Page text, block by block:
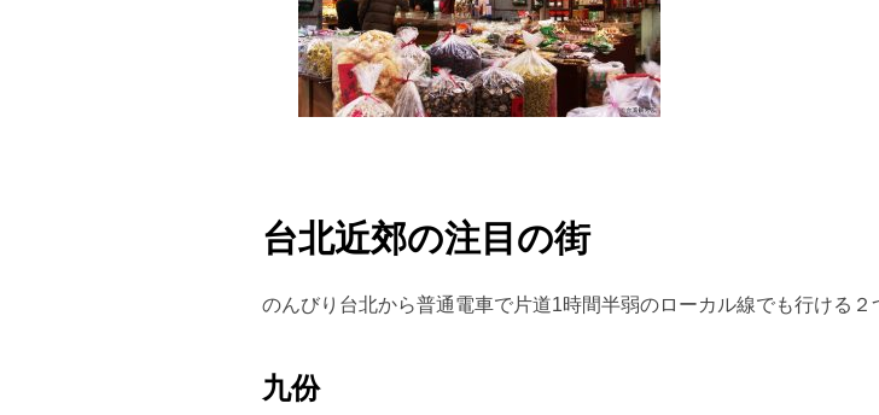
台北近郊の注目の街
のんびり台北から普通電車で片道1時間半弱のローカル線でも行ける２
九份